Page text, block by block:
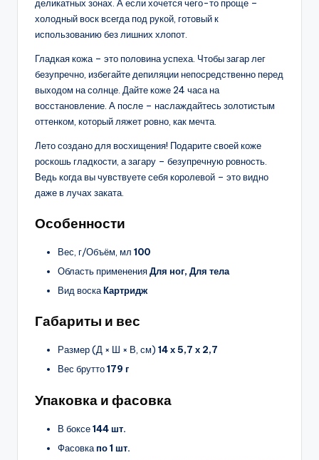
деликатных зонах. А если хочется чего-то проще –
холодный воск всегда под рукой, готовый к
использованию без лишних хлопот.
Гладкая кожа – это половина успеха. Чтобы загар лег
безупречно, избегайте депиляции непосредственно перед
выходом на солнце. Дайте коже 24 часа на
восстановление. А после – наслаждайтесь золотистым
оттенком, который ляжет ровно, как мечта.
Лето создано для восхищения! Подарите своей коже
роскошь гладкости, а загару – безупречную ровность.
Ведь когда вы чувствуете себя королевой – это видно
даже в лучах заката.
Особенности
Вес, г/Объём, мл 100
Область примененияДля ног, Для тела
Вид воскаКартридж
Габариты и вес
Размер (Д × Ш × В, см) 14 х 5,7 х 2,7
Вес брутто179 г
Упаковка и фасовка
В боксе144 шт.
Фасовкапо 1 шт.